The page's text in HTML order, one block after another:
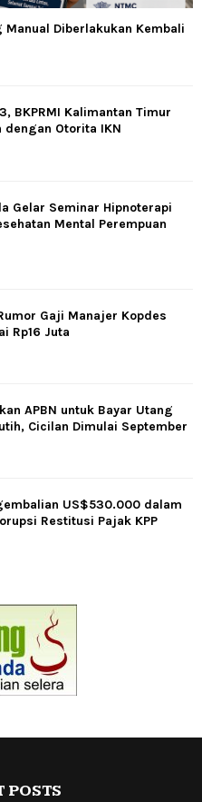
Diberlakukan Kembali
BKPRMI Kalimantan Timur
dengan Otorita IKN
Gelar Seminar Hipnoterapi
Mental Perempuan
Gaji Manajer Kopdes
Rp16 Juta
APBN untuk Bayar Utang
Cicilan Dimulai September
US$530.000 dalam
Restitusi Pajak KPP
POSTS